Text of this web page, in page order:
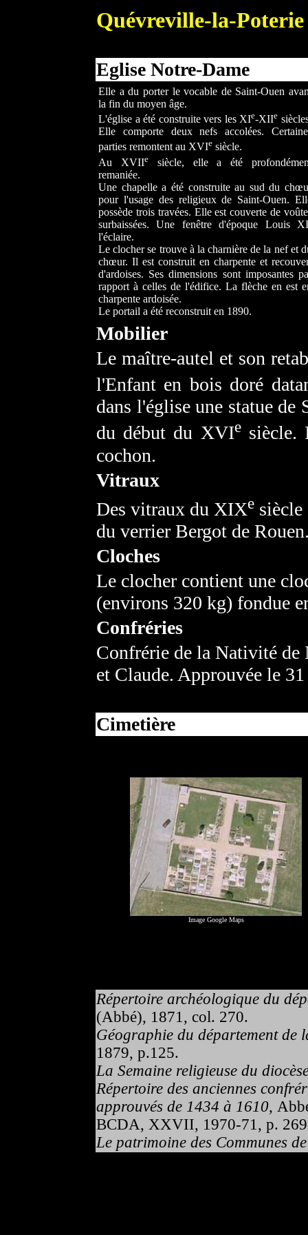
Quévreville-la-Poterie
Eglise Notre-Dame
Elle a du porter le vocable de Saint-Ouen
la fin du moyen âge.
L'église a été construite vers les XIe-XIIe
Elle comporte deux nefs accolées.
parties remontent au XVIe siècle.
Au XVIIesiècle, elle a été
remaniée.
Une chapelle a été construite au sud du
pour l'usage des religieux de Saint-Ouen.
possède trois travées. Elle est couverte de
surbaissées. Une fenêtre d'époque Louis
l'éclaire.
Le clocher se trouve à la charnière de la nef et
chœur. Il est construit en charpente et
d'ardoises. Ses dimensions sont imposantes
rapport à celles de l'édifice. La flèche en est
charpente ardoisée.
Le portail a été reconstruit en 1890.
Mobilier
Le maître-autel et son
l'Enfant en bois doré
dans l'église une statue
du début du XVIesiècle.
cochon.
Vitraux
Des vitraux du XIXe siècle
du verrier Bergot de
Cloches
Le clocher contient une
(environs 320 kg) fondue
Confréries
Confrérie de la Nativité de
et Claude. Approuvée le
Cimetière
Image Google Maps
Répertoire archéologique du
(Abbé), 1871, col. 270.
Géographie du département de
1879, p.125.
La Semaine religieuse du
Répertoire des anciennes
approuvés de 1434 à 1610,
BCDA, XXVII, 1970-71, p.
Le patrimoine des Communes